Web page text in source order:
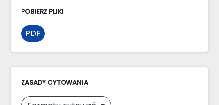
POBIERZ PLIKI
PDF
ZASADY CYTOWANIA